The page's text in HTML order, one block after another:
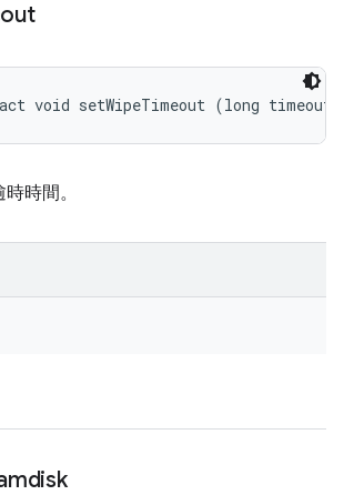
void setWipeTimeout (long timeout)
時間。